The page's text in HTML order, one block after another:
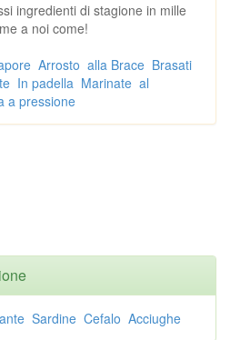
ingredienti di stagione in mille
a noi come!
Arrosto alla Brace Brasati
In padella Marinate al
a pressione
Sardine Cefalo Acciughe